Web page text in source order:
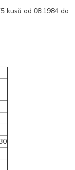
kusů od 08.1984 do